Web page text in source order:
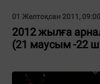
01 Желтоқсан 2011, 09:00
2012 жылға
(21 маусым -22